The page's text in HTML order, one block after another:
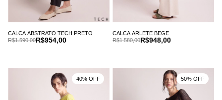
CALCA ABSTRATO TECH PRETO
R$954,00
R$1.590,00
CALCA ARLETE BEGE
R$948,00
R$1.580,00
40% OFF 50% OFF